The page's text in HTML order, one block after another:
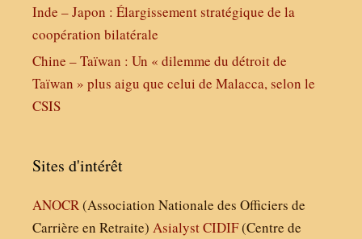
Inde – Japon : Élargissement stratégique de la
coopération bilatérale
Chine – Taïwan : Un « dilemme du détroit de
Taïwan » plus aigu que celui de Malacca, selon le
CSIS
Sites d'intérêt
ANOCR(Association Nationale des Officiers de
Carrière en Retraite) AsialystCIDIF(Centre de